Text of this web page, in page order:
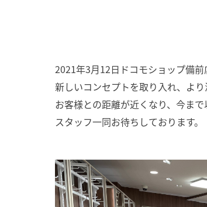
2021年3月12日ドコモショップ備前
新しいコンセプトを取り入れ、よ
お客様との距離が近くなり、今ま
スタッフ一同お待ちしております。